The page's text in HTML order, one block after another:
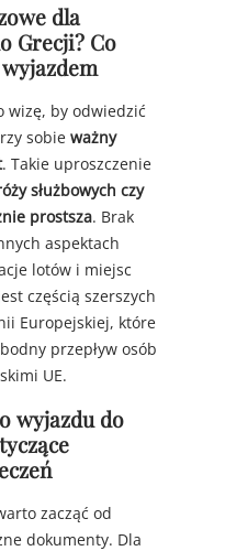
dla
Grecji? Co
wizę, by odwiedzić
sobie ważny
. Takie uproszczenie
służbowych czy
prostsza. Brak
aspektach
lotów i miejsc
częścią szerszych
Europejskiej, które
przepływ osób
UE.
wyjazdu do
zacząć od
dokumenty. Dla